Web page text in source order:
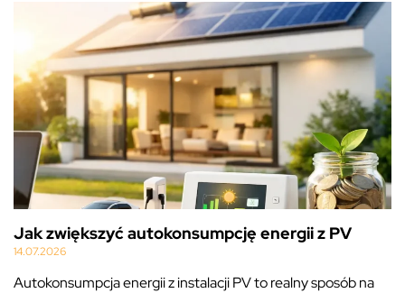
Jak zwiększyć autokonsumpcję energii z PV
14.07.2026
Autokonsumpcja energii z instalacji PV to realny sposób na